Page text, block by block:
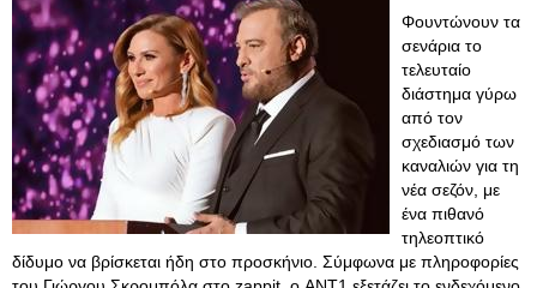
Φουντώνουν τα
σενάρια το
τελευταίο
διάστημα γύρω
από τον
σχεδιασμό των
καναλιών για τη
νέα σεζόν, με
ένα πιθανό
τηλεοπτικό
δίδυμο να βρίσκεται ήδη στο προσκήνιο. Σύμφωνα με πληροφορίες